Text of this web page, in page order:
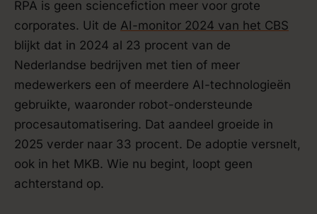
RPA is geen sciencefiction meer voor grote
corporates. Uit de AI-monitor 2024 van het CBS
blijkt dat in 2024 al 23 procent van de
Nederlandse bedrijven met tien of meer
medewerkers een of meerdere AI-technologieën
gebruikte, waaronder robot-ondersteunde
procesautomatisering. Dat aandeel groeide in
2025 verder naar 33 procent. De adoptie versnelt,
ook in het MKB. Wie nu begint, loopt geen
achterstand op.